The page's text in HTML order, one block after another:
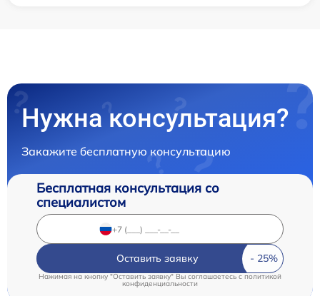
Нужна консультация?
Закажите бесплатную консультацию
Бесплатная консультация со
специалистом
Оставить заявку
Нажимая на кнопку "Оставить заявку" Вы соглашаетесь c политикой
конфиденциальности